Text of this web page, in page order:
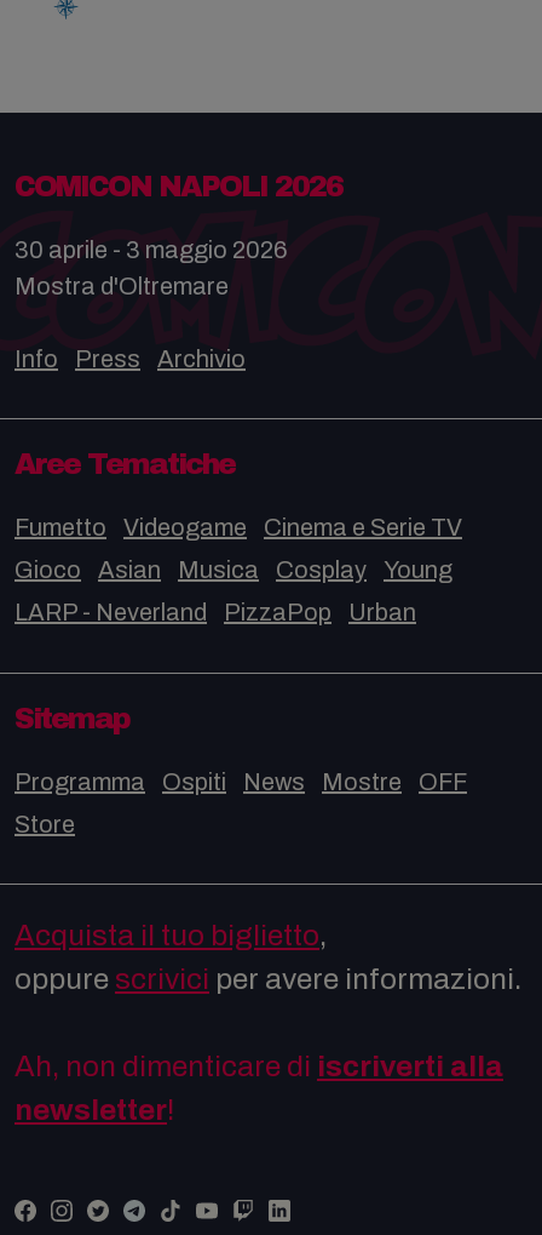
COMICON NAPOLI 2026
30 aprile - 3 maggio 2026
Mostra d'Oltremare
Info Press Archivio
Aree Tematiche
Fumetto Videogame
Cinema e Serie TV
Gioco
Asian Musica Cosplay
Young
LARP - Neverland
PizzaPop Urban
Sitemap
Programma Ospiti News Mostre
OFF
Store
Acquista il tuo biglietto,
oppure scrivici per avere informazioni.
Ah, non dimenticare di iscriverti alla
newsletter!